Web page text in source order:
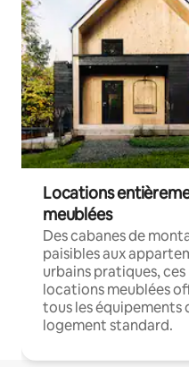
Locations
meublées
Des cabanes de
paisibles aux
urbains pratiques, ces
locations meublées
tous les équipements
logement standard.